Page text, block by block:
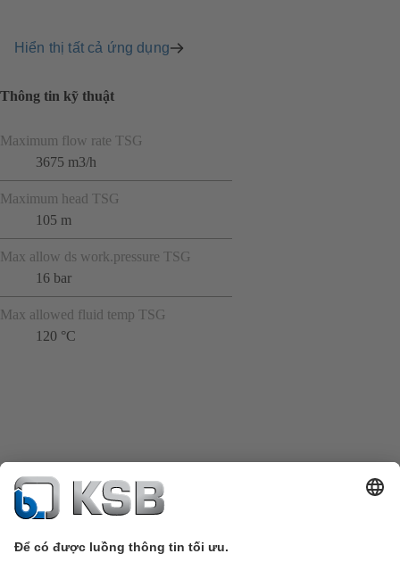
Hiển thị tất cả ứng dụng
Thông tin kỹ thuật
Maximum flow rate TSG
3675 m3/h
Maximum head TSG
105 m
Max allow ds work.pressure TSG
16 bar
Max allowed fluid temp TSG
120 °C